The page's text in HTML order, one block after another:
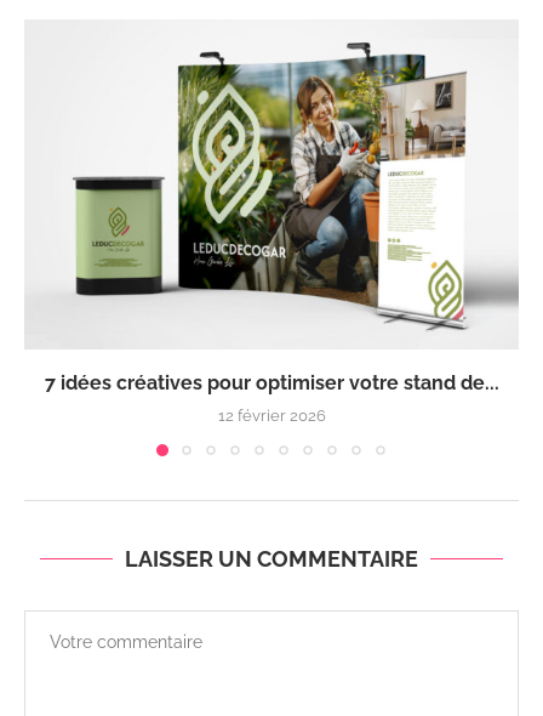
7 idées créatives pour optimiser votre stand de...
12 février 2026
LAISSER UN COMMENTAIRE